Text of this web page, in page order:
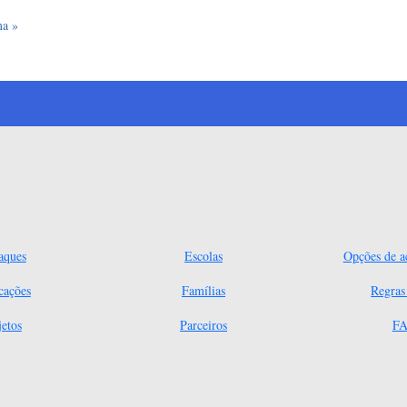
página
»
Escolas
Famílias
Parceiros
Opções de